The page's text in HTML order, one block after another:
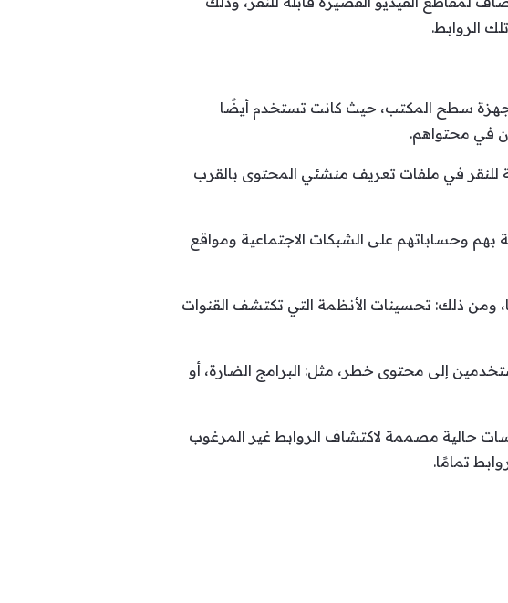
الروابط.
أجهزة سطح المكتب، حيث كانت تستخدم أيضًا
في محتواهم.
للنقر في ملفات تعريف منشئي المحتوى بالقرب
وحساباتهم على الشبكات الاجتماعية ومواقع
ومن ذلك: تحسينات الأنظمة التي تكتشف القنوات
إلى محتوى خطر، مثل: البرامج الضارة، أو
حالية مصممة لاكتشاف الروابط غير المرغوب
تمامًا.